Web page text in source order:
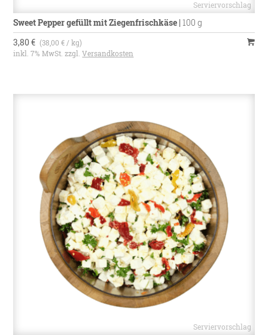
Sweet Pepper gefüllt mit Ziegenfrischkäse |100 g
3,80 € (38,00 € / kg)
inkl. 7% MwSt. zzgl.Versandkosten